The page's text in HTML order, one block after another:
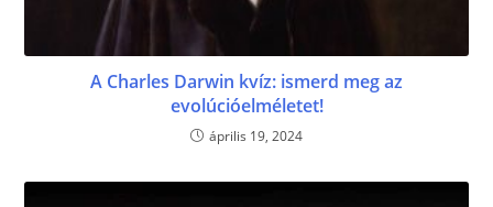
A Charles Darwin kvíz: ismerd meg az
evolúcióelméletet!
április 19, 2024